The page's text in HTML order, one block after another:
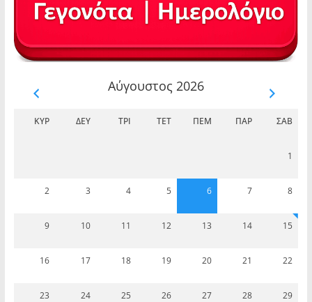
Αύγουστος 2026
ΚΥΡ ΔΕΥ ΤΡΊ ΤΕΤ ΠΈΜ ΠΑΡ ΣΆΒ
1
2 3 4 5 6 7 8
9 10 11 12 13 14 15
16 17 18 19 20 21 22
23 24 25 26 27 28 29